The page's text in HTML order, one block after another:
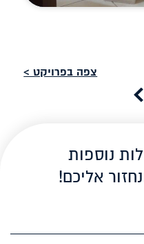
צפה בפרויקט >
נוספות
אליכם!